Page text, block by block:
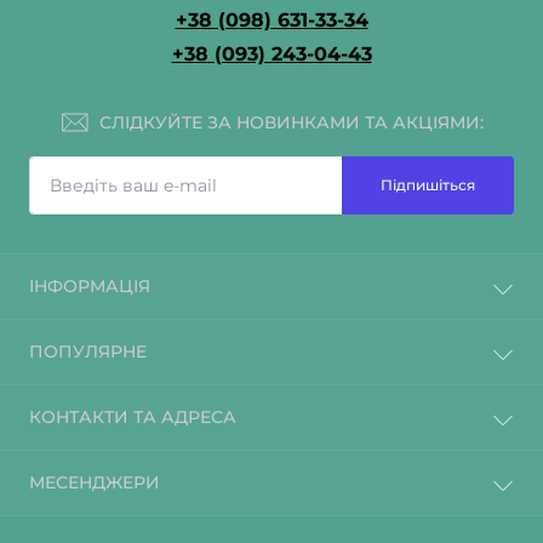
+38 (098) 631-33-34
+38 (093) 243-04-43
СЛІДКУЙТЕ ЗА НОВИНКАМИ ТА АКЦІЯМИ:
Підпишіться
ІНФОРМАЦІЯ
ПОПУЛЯРНЕ
КОНТАКТИ ТА АДРЕСА
МЕСЕНДЖЕРИ